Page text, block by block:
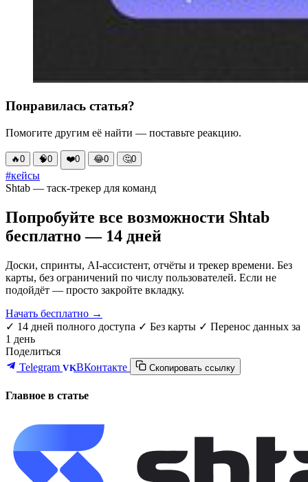
Понравилась статья?
Помогите другим её найти — поставьте реакцию.
🔥0 🧠0 ❤️0 😂0 🤔0
#кейсы
Shtab — таск-трекер для команд
Попробуйте все возможности Shtab
бесплатно — 14 дней
Доски, спринты, AI-ассистент, отчёты и трекер времени. Без
карты, без ограничений по числу пользователей. Если не
подойдёт — просто закройте вкладку.
Начать бесплатно →
✓ 14 дней полного доступа ✓ Без карты ✓ Перенос данных за
1 день
Поделиться
Telegram VKВКонтакте Скопировать ссылку
Главное в статье